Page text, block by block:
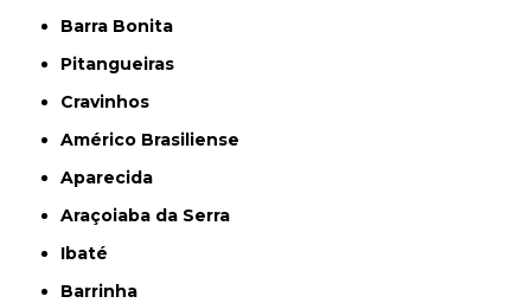
Barra Bonita
Pitangueiras
Cravinhos
Américo Brasiliense
Aparecida
Araçoiaba da Serra
Ibaté
Barrinha